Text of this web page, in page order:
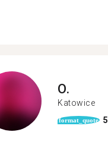
O.
Katowice
format_quote 5